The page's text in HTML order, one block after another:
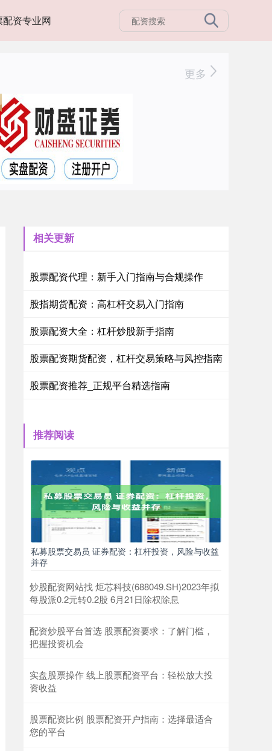
配资专业网
更多
相关更新
股票配资代理：新手入门指南与合规操作
股指期货配资：高杠杆交易入门指南
股票配资大全：杠杆炒股新手指南
股票配资期货配资，杠杆交易策略与风控指南
股票配资推荐_正规平台精选指南
推荐阅读
私募股票交易员 证券配资：杠杆投资，风险与收益
并存
炒股配资网站找 炬芯科技(688049.SH)2023年拟
每股派0.2元转0.2股 6月21日除权除息
配资炒股平台首选 股票配资要求：了解门槛，
把握投资机会
实盘股票操作 线上股票配资平台：轻松放大投
资收益
股票配资比例 股票配资开户指南：选择最适合
您的平台